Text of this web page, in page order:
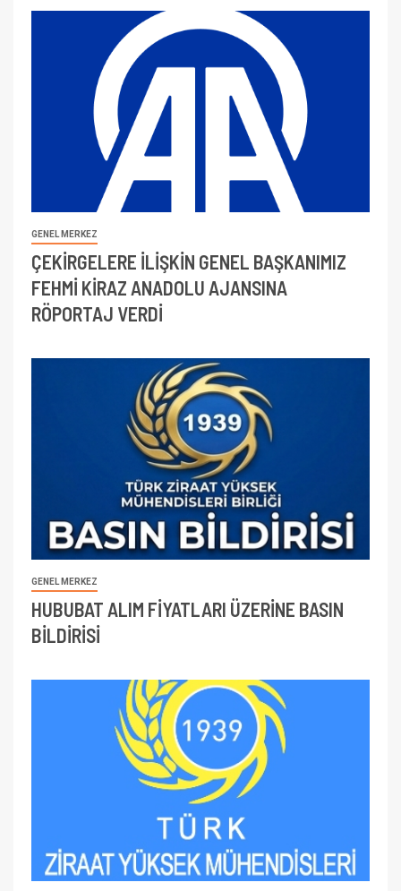
GENEL MERKEZ
ÇEKİRGELERE İLİŞKİN GENEL BAŞKANIMIZ
FEHMİ KİRAZ ANADOLU AJANSINA
RÖPORTAJ VERDİ
GENEL MERKEZ
HUBUBAT ALIM FİYATLARI ÜZERİNE BASIN
BİLDİRİSİ